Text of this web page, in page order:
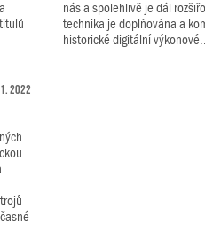
nás a spolehlivě je dál
technika je doplňována a
historické digitální výkonové...
2022